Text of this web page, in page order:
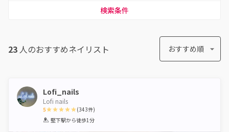
検索条件
23 人のおすすめネイリスト おすすめ順
Lofi_nails
Lofi nails
5
1 2 3 4 5
(343件)
堅下駅から徒歩1分